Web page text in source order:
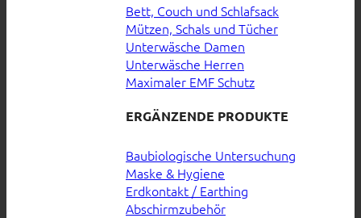
Bett, Couch und Schlafsack
Mützen, Schals und Tücher
Unterwäsche Damen
Unterwäsche Herren
Maximaler EMF Schutz
ERGÄNZENDE PRODUKTE
Baubiologische Untersuchung
Maske & Hygiene
Erdkontakt / Earthing
Abschirmzubehör